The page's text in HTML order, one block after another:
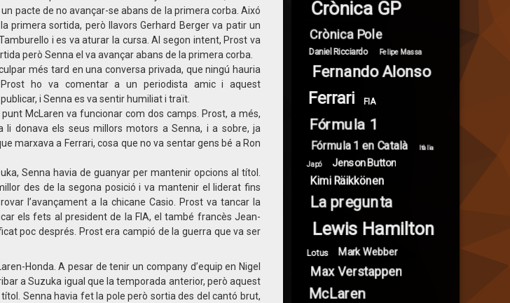
pacte de no avançar-se abans de la primera corba. Aixó
primera sortida, però llavors Gerhard Berger va patir un
i es va aturar la cursa. Al segon intent, Prost va
però Senna el va avançar abans de la primera corba.
més tard en una conversa privada, que ningú hauria
Prost ho va comentar a un periodista amic i aquest
i Senna es va sentir humiliat i traït.
punt McLaren va funcionar com dos camps. Prost, a més,
li donava els seus millors motors a Senna, i a sobre, ja
marxava a Ferrari, cosa que no va sentar gens bé a Ron
Senna havia de guanyar per mantenir opcions al títol.
des de la segona posició i va mantenir el liderat fins
l’avançament a la chicane Casio. Prost va tancar la
els fets al president de la FIA, el també francès Jean-
poc després. Prost era campió de la guerra que va ser
Honda. A pesar de tenir un company d’equip en Nigel
a Suzuka igual que la temporada anterior, però aquest
Senna havia fet la pole però sortia des del cantó brut,
Crònica GP
Crònica Pole
Daniel Ricciardo Felipe Massa
Fernando Alonso
Ferrari FIA
Fórmula 1
Fórmula 1 en Català Itàlia
Japó Jenson Button
Kimi Räikkönen
La pregunta
Lewis Hamilton
Lotus Mark Webber
Max Verstappen
McLaren